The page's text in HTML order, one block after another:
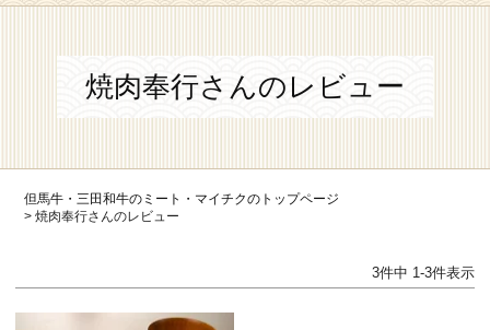
焼肉奉行さんのレビュー
但馬牛・三田和牛のミート・マイチクのトップページ
焼肉奉行さんのレビュー
3件中 1-3件表示